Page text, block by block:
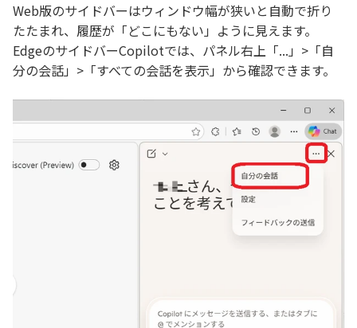
Web版のサイドバーはウィンドウ幅が狭いと自動で折り
たたまれ、履歴が「どこにもない」ように見えます。
EdgeのサイドバーCopilotでは、パネル右上「...」>「自
分の会話」>「すべての会話を表示」から確認できます。